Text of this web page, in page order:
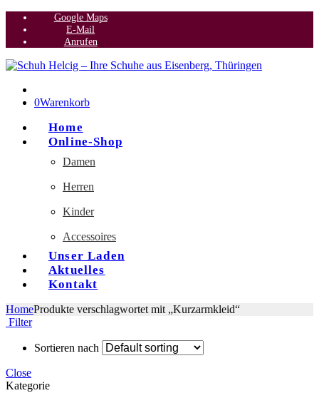
Google Maps
E-Mail
Anrufen
0Warenkorb
Home
Online-Shop
Damen
Herren
Kinder
Accessoires
Unser Laden
Aktuelles
Kontakt
HomeProdukte verschlagwortet mit „Kurzarmkleid“
Filter
Sortieren nach
Close
Kategorie